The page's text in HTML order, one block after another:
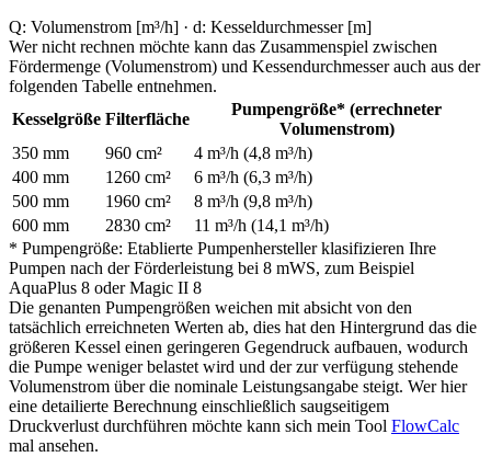
Q: Volumenstrom [m³/h] · d: Kesseldurchmesser [m]
Wer nicht rechnen möchte kann das Zusammenspiel zwischen
Fördermenge (Volumenstrom) und Kessendurchmesser auch aus der
folgenden Tabelle entnehmen.
Kesselgröße Filterfläche
Pumpengröße* (errechneter
Volumenstrom)
350 mm
960 cm²
4 m³/h (4,8 m³/h)
400 mm
1260 cm²
6 m³/h (6,3 m³/h)
500 mm
1960 cm²
8 m³/h (9,8 m³/h)
600 mm
2830 cm²
11 m³/h (14,1 m³/h)
* Pumpengröße: Etablierte Pumpenhersteller klasifizieren Ihre
Pumpen nach der Förderleistung bei 8 mWS, zum Beispiel
AquaPlus 8 oder Magic II 8
Die genanten Pumpengrößen weichen mit absicht von den
tatsächlich erreichneten Werten ab, dies hat den Hintergrund das die
größeren Kessel einen geringeren Gegendruck aufbauen, wodurch
die Pumpe weniger belastet wird und der zur verfügung stehende
Volumenstrom über die nominale Leistungsangabe steigt. Wer hier
eine detailierte Berechnung einschließlich saugseitigem
Druckverlust durchführen möchte kann sich mein Tool FlowCalc
mal ansehen.